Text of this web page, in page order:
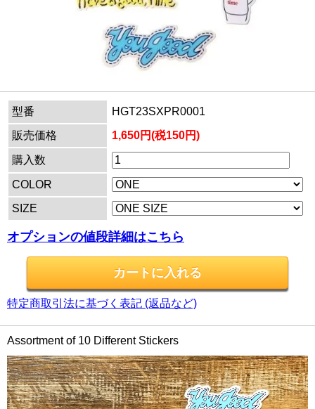
型番
HGT23SXPR0001
販売価格
1,650円(税150円)
購入数
COLOR
SIZE
オプションの値段詳細はこちら
特定商取引法に基づく表記 (返品など)
Assortment of 10 Different Stickers